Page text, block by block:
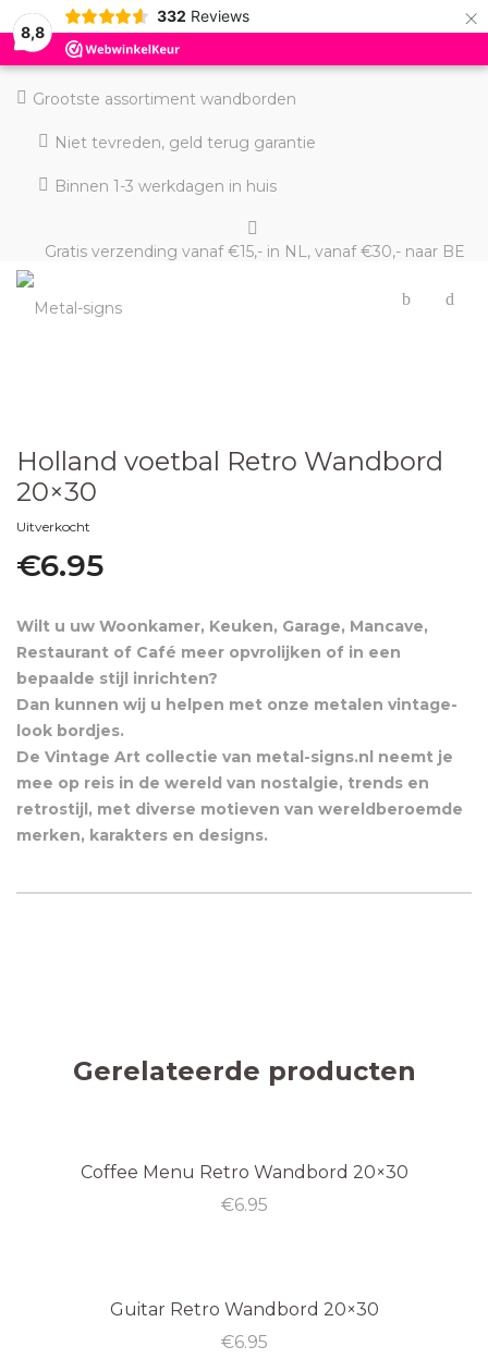
8,8
332 Reviews ×
Grootste assortiment wandborden
Niet tevreden, geld terug garantie
Binnen 1-3 werkdagen in huis
Gratis verzending vanaf €15,- in NL, vanaf €30,- naar BE
Holland voetbal Retro Wandbord
20×30
Uitverkocht
€6.95
Wilt u uw Woonkamer, Keuken, Garage, Mancave,
Restaurant of Café meer opvrolijken of in een
bepaalde stijl inrichten?
Dan kunnen wij u helpen met onze metalen vintage-
look bordjes.
De Vintage Art collectie van metal-signs.nl neemt je
mee op reis in de wereld van nostalgie, trends en
retrostijl, met diverse motieven van wereldberoemde
merken, karakters en designs.
Gerelateerde producten
Coffee Menu Retro Wandbord 20×30
€6.95
Guitar Retro Wandbord 20×30
€6.95